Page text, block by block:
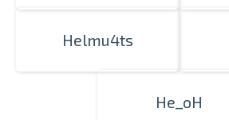
Helmu4ts
He_oH